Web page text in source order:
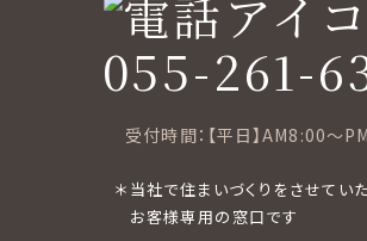
055-261-
受付時間：【平日】AM8:00〜
＊当社で住まいづくりをさせてい
お客様専用の窓口です